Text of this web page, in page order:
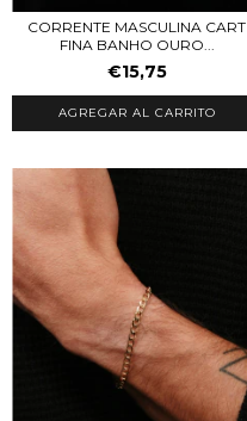
CORRENTE MASCULINA CART
FINA BANHO OURO...
€15,75
AGREGAR AL CARRITO